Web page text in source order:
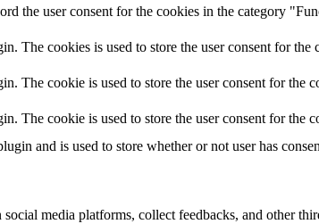
the user consent for the cookies in the category
The cookies is used to store the user consent for the
The cookie is used to store the user consent for the
The cookie is used to store the user consent for the
and is used to store whether or not user has
media platforms, collect feedbacks, and other